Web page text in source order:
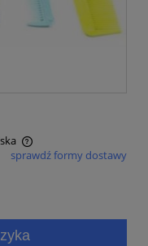
płatności
sprawdź formy dostawy